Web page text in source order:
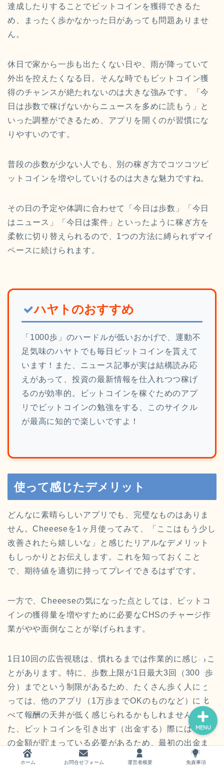
達成したりすることでビットコインを獲得できるた
め、まったく歩かなかった日があっても問題ありませ
ん。
休日で家から一歩も出たくない日や、雨が降っていて
外出を控えたくなる日。そんな時でもビットコイン獲
得のチャンスが絶たれないのは大きな強みです。「今
日は歩数で稼げないからニュースを多めに読もう」と
いった調整ができるため、アプリを開くのが習慣にな
りやすいのです。
普段の歩数が少ない人でも、別の稼ぎ方でコツコツビ
ットコインを増やしていけるのは大きな魅力ですね。
その日の予定や体調に合わせて「今日は歩数」「今日
はニュース」「今日は案件」といったように稼ぎ方を
柔軟に切り替えられるので、1つの方法に縛られずマイ
ペースに続けられます。
ハヤトのおすすめ
「1000歩」のハードルが低いおかげで、運動不
足気味のハヤトでも毎日ビットコインを貰えて
います！また、ニュース記事が実は結構読み応
えがあって、投資の最新情報を仕入れつつ稼げ
るのが効率的。ビットコインを稼ぐためのアプ
リでビットコインの勉強をする、このサイクル
が最高に知的で楽しいですよ！
使って感じたデメリット
どんなに素晴らしいアプリでも、完璧なものはありま
せん。Cheeeseを1ヶ月使ってみて、「ここはもう少し
改善されたら嬉しいな」と感じたリアルなデメリット
もしっかりとお伝えします。これを知っておくこと
で、期待値を適切に持ってプレイできるはずです。
一方で、Cheeeseの気になった点としては、ビットコ
インの獲得量を増やすために必要なCHSのチャージ作
業がやや面倒なことが挙げられます。
1日10回の広告視聴は、慣れるまでは作業的に感じるこ
とがあります。特に、歩数上限が1日最大3回（3000歩
分）までという制限があるため、たくさん歩く人にと
っては、他のアプリ（1万歩までOKのものなど）に比
べて報酬の天井が低く感じられるかもしれません。ま
た、ビットコインを引き出す（出金する）際には一定
の金額が貯まっている必要があるため、最初の出金ま
では数ヶ月〜半年単位の辛抱が必要になるのも、初心
ホーム お問合せフォーム 運営者概要 免責事項
MENU
ホーム
運営者概要